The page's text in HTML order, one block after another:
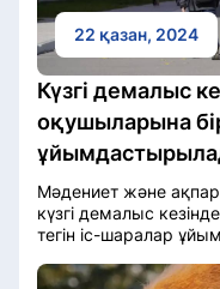
22 қазан, 2024
Күзгі демалыс
оқушыларына
Мәдениет және
күзгі демалыс
тегін іс-шаралар